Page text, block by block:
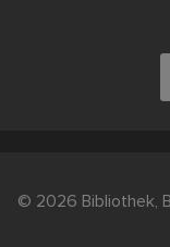
© 2026 Bibliothek,